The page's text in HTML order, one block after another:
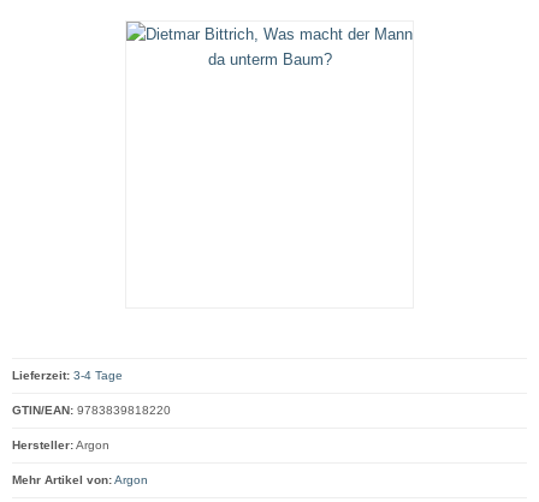
Lieferzeit: 3-4 Tage
GTIN/EAN: 9783839818220
Hersteller:Argon
Mehr Artikel von:Argon